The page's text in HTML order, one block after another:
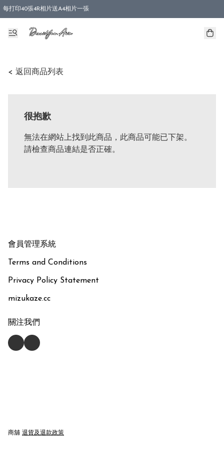
每打印40張4R相片送A4相片一張
< 返回商品列表
很抱歉
無法在網站上找到此商品，此商品可能已下架。
請檢查商品連結是否正確。
會員管理系統
Terms and Conditions
Privacy Policy Statement
mizukaze.cc
關注我們
商舖 退貨及退款政策